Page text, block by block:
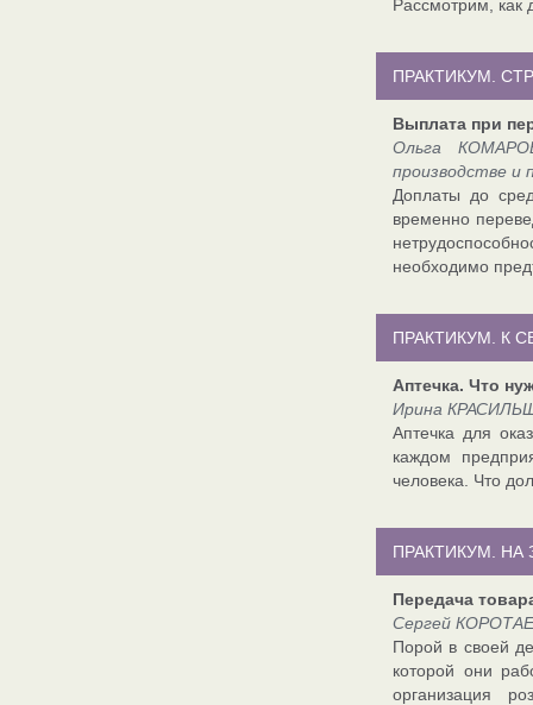
Рассмотрим, как
ПРАКТИКУМ.
Выплата при
Ольга
производстве и
Доплаты до
временно
необходимо
ПРАКТИКУМ. К
Аптечка. Что
Ирина
Аптечка для
каждом
человека. Что
ПРАКТИКУМ. НА
Передача
Сергей
Порой в своей
которой они
организация